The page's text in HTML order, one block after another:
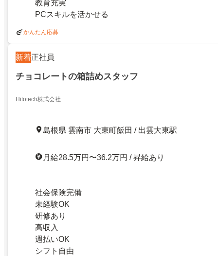
教育充実
PCスキルを活かせる
かんたん応募
新着正社員
チョコレートの箱詰めスタッフ
Hitotech株式会社
島根県 雲南市 大東町飯田 / 出雲大東駅
月給28.5万円〜36.2万円 / 昇給あり
社会保険完備
未経験OK
研修あり
高収入
週払いOK
シフト自由